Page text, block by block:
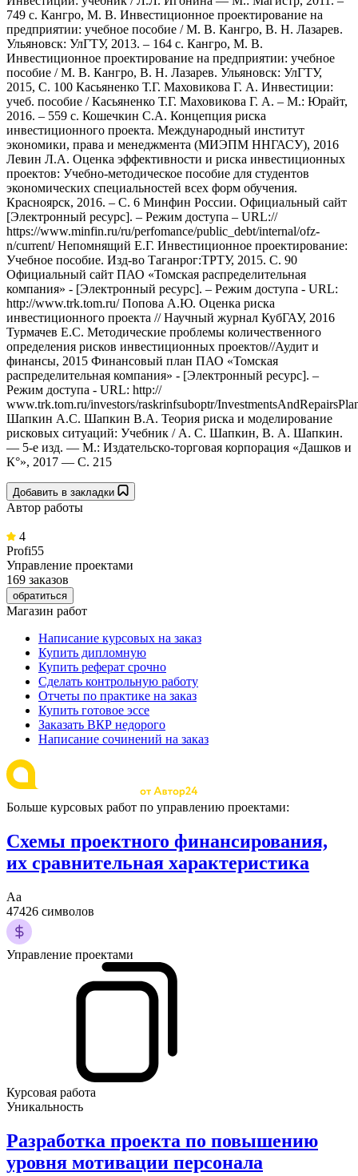
749 с. Кангро, М. В. Инвестиционное проектирование на
предприятии: учебное пособие / М. В. Кангро, В. Н. Лазарев.
Ульяновск: УлГТУ, 2013. – 164 с. Кангро, М. В.
Инвестиционное проектирование на предприятии: учебное
пособие / М. В. Кангро, В. Н. Лазарев. Ульяновск: УлГТУ,
2015, С. 100 Касьяненко Т.Г. Маховикова Г. А. Инвестиции:
учеб. пособие / Касьяненко Т.Г. Маховикова Г. А. – М.: Юрайт,
2016. – 559 с. Кошечкин С.А. Концепция риска
инвестиционного проекта. Международный институт
экономики, права и менеджмента (МИЭПМ ННГАСУ), 2016
Левин Л.А. Оценка эффективности и риска инвестиционных
проектов: Учебно-методическое пособие для студентов
экономических специальностей всех форм обучения.
Красноярск, 2016. – С. 6 Минфин России. Официальный сайт
[Электронный ресурс]. – Режим доступа – URL://
https://www.minfin.ru/ru/perfomance/public_debt/internal/ofz-
n/current/ Непомнящий Е.Г. Инвестиционное проектирование:
Учебное пособие. Изд-во Таганрог:ТРТУ, 2015. С. 90
Официальный сайт ПАО «Томская распределительная
компания» - [Электронный ресурс]. – Режим доступа - URL:
http://www.trk.tom.ru/ Попова А.Ю. Оценка риска
инвестиционного проекта // Научный журнал КубГАУ, 2016
Турмачев Е.С. Методические проблемы количественного
определения рисков инвестиционных проектов//Аудит и
финансы, 2015 Финансовый план ПАО «Томская
распределительная компания» - [Электронный ресурс]. –
Режим доступа - URL: http://
www.trk.tom.ru/investors/raskrinfsuboptr/
Шапкин А.С. Шапкин В.А. Теория риска и моделирование
рисковых ситуаций: Учебник / А. С. Шапкин, В. А. Шапкин.
— 5-е изд. — М.: Издательско-торговая корпорация «Дашков и
К°», 2017 — С. 215
Добавить в закладки
Автор работы
4
Profi55
Управление проектами
169 заказов
обратиться
Магазин работ
Написание курсовых на заказ
Купить дипломную
Купить реферат срочно
Сделать контрольную работу
Отчеты по практике на заказ
Купить готовое эссе
Заказать ВКР недорого
Написание сочинений на заказ
Больше курсовых работ по управлению проектами:
Схемы проектного финансирования,
их сравнительная характеристика
Аа
47426 символов
Управление проектами
Курсовая работа
Уникальность
Разработка проекта по повышению
уровня мотивации персонала